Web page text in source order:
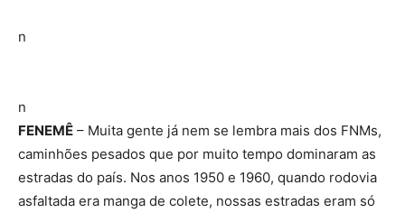
n
n
FENEMÊ – Muita gente já nem se lembra mais dos FNMs,
caminhões pesados que por muito tempo dominaram as
estradas do país. Nos anos 1950 e 1960, quando rodovia
asfaltada era manga de colete, nossas estradas eram só